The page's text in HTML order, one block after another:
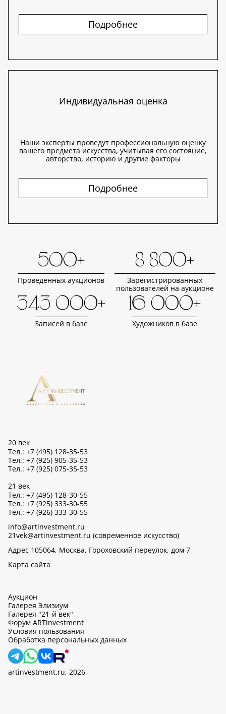
Подробнее
Индивидуальная оценка
Наши эксперты проведут профессиональную оценку
вашего предмета искусства, учитывая его состояние,
авторство, историю и другие факторы
Подробнее
500+
Проведенных аукционов
8 800+
Зарегистрированных
пользователей на аукционе
343 000+
Записей в базе
16 000+
Художников в базе
20 век
Тел.: +7 (495) 128-35-53
Тел.: +7 (925) 905-35-53
Тел.: +7 (925) 075-35-53
21 век
Тел.: +7 (495) 128-30-55
Тел.: +7 (925) 333-30-55
Тел.: +7 (926) 333-30-55
info@artinvestment.ru
21vek@artinvestment.ru (современное искусство)
Адрес 105064, Москва, Гороховский переулок, дом 7
Карта сайта
Аукцион
Галерея Элизиум
Галерея "21-й век"
Форум ARTinvestment
Условия пользования
Обработка персональных данных
artinvestment.ru, 2026